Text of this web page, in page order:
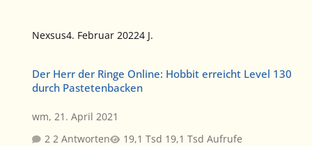
Nexsus4. Februar 20224 J.
Der Herr der Ringe Online: Hobbit erreicht Level 130
durch Pastetenbacken
wm,21. April 2021
2 Antworten
19,1 Tsd Aufrufe